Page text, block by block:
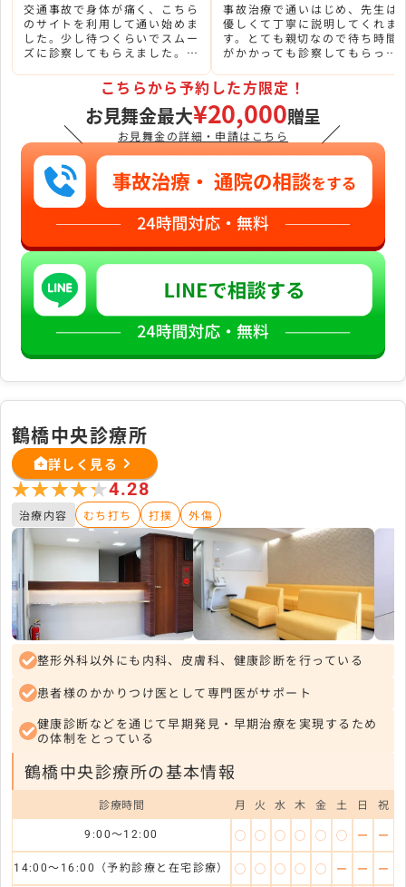
交通事故で身体が痛く、こちら
のサイトを利用して通い始めま
した。少し待つくらいでスムー
ズに診察してもらえました。き
事故治療で通いはじめ、先生は
優しくて丁寧に説明してくれま
す。とても親切なので待ち時間
がかかっても診察してもらって
＼
こちらから予約した方限定！
お見舞金最大¥20,000贈呈
お見舞金の詳細・申請はこちら ／
鶴橋中央診療所
詳しく見る
★★★★★
★★★★★4.28
治療内容 むち打ち 打撲 外傷
整形外科以外にも内科、皮膚科、健康診断を行っている
患者様のかかりつけ医として専門医がサポート
健康診断などを通じて早期発見・早期治療を実現するため
の体制をとっている
鶴橋中央診療所の基本情報
診療時間 月 火 水 木 金 土 日 祝
9:00～12:00 ◯ ◯ ◯ ◯ ◯ ◯ ー ー
14:00～16:00（予約診療と在宅診療） ◯ ◯ ◯ ◯ ◯ ー ー ー